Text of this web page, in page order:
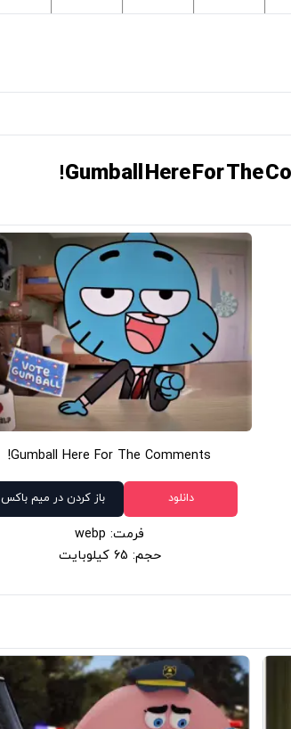
Gumball Here For The Comments!
دانلود باز کردن در میم باکس
فرمت: webp
حجم: 65 کیلوبایت